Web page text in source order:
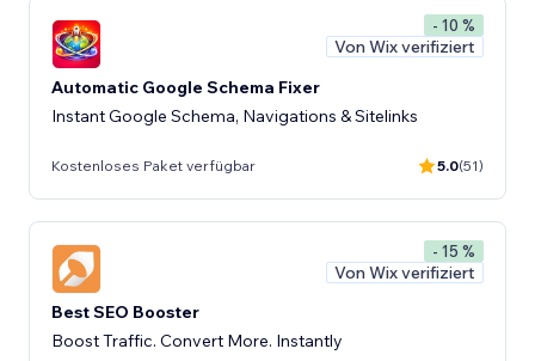
- 10 %
Von Wix verifiziert
Automatic Google Schema Fixer
Instant Google Schema, Navigations & Sitelinks
Kostenloses Paket verfügbar 5.0(51)
- 15 %
Von Wix verifiziert
Best SEO Booster
Boost Traffic. Convert More. Instantly